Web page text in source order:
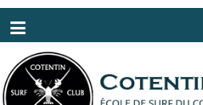
Panneau de gestion des cookies